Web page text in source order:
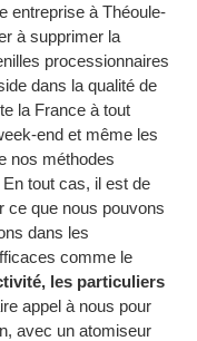
entreprise à Théoule-
à supprimer la
processionnaires
dans la qualité de
la France à tout
end et même les
nos méthodes
tout cas, il est de
ce que nous pouvons
dans les
comme le
les particuliers
appel à nous pour
avec un atomiseur